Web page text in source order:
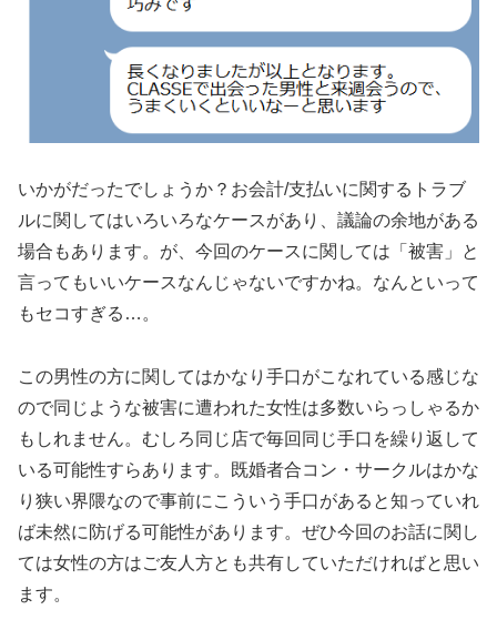
いかがだったでしょうか？お会計/支払いに関するトラブ
ルに関してはいろいろなケースがあり、議論の余地がある
場合もあります。が、今回のケースに関しては「被害」と
言ってもいいケースなんじゃないですかね。なんといって
もセコすぎる…。
この男性の方に関してはかなり手口がこなれている感じな
ので同じような被害に遭われた女性は多数いらっしゃるか
もしれません。むしろ同じ店で毎回同じ手口を繰り返して
いる可能性すらあります。既婚者合コン・サークルはかな
り狭い界隈なので事前にこういう手口があると知っていれ
ば未然に防げる可能性があります。ぜひ今回のお話に関し
ては女性の方はご友人方とも共有していただければと思い
ます。